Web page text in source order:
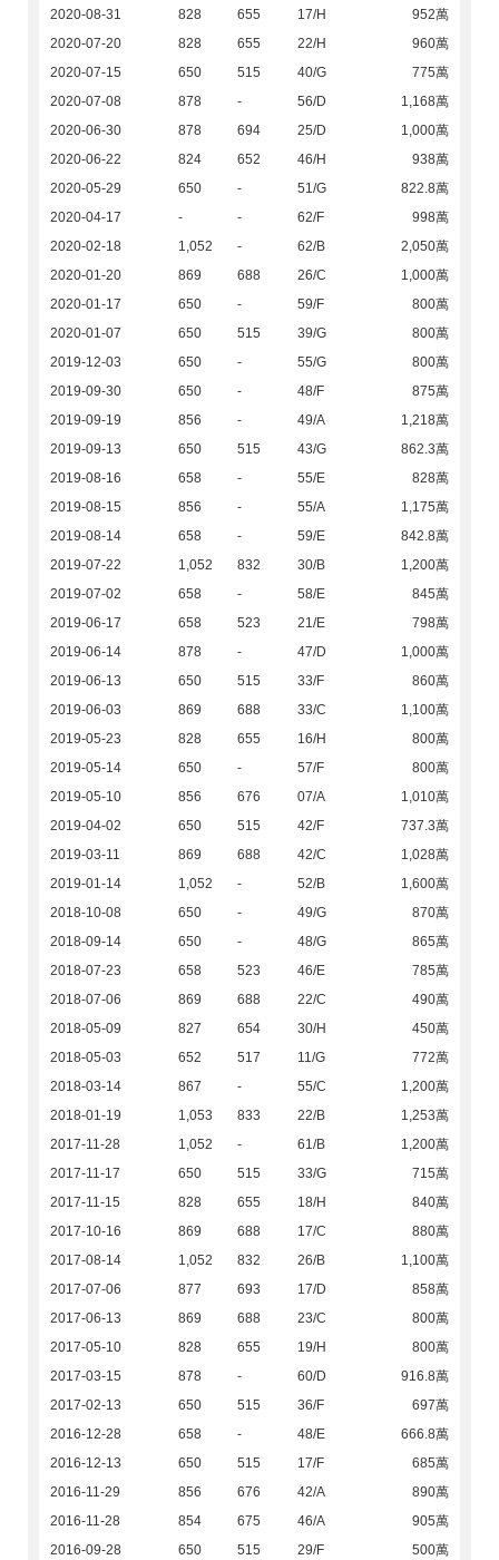
2020-08-31 828 655 17/H
952萬
2020-07-20
828 655 22/H
960萬
2020-07-15
650 515 40/G
775萬
2020-07-08
878 - 56/D
1,168萬
2020-06-30
878 694 25/D
1,000萬
2020-06-22
824 652 46/H
938萬
2020-05-29
650 - 51/G
822.8萬
2020-04-17
- - 62/F
998萬
2020-02-18
1,052 - 62/B
2,050萬
2020-01-20
869 688 26/C
1,000萬
2020-01-17
650 - 59/F
800萬
2020-01-07
650 515 39/G
800萬
2019-12-03
650 - 55/G
800萬
2019-09-30
650 - 48/F
875萬
2019-09-19
856 - 49/A
1,218萬
2019-09-13
650 515 43/G
862.3萬
2019-08-16
658 - 55/E
828萬
2019-08-15
856 - 55/A
1,175萬
2019-08-14
658 - 59/E
842.8萬
2019-07-22
1,052 832 30/B
1,200萬
2019-07-02
658 - 58/E
845萬
2019-06-17
658 523 21/E
798萬
2019-06-14
878 - 47/D
1,000萬
2019-06-13
650 515 33/F
860萬
2019-06-03
869 688 33/C
1,100萬
2019-05-23
828 655 16/H
800萬
2019-05-14
650 - 57/F
800萬
2019-05-10
856 676 07/A
1,010萬
2019-04-02
650 515 42/F
737.3萬
2019-03-11
869 688 42/C
1,028萬
2019-01-14
1,052 - 52/B
1,600萬
2018-10-08
650 - 49/G
870萬
2018-09-14
650 - 48/G
865萬
2018-07-23
658 523 46/E
785萬
2018-07-06
869 688 22/C
490萬
2018-05-09
827 654 30/H
450萬
2018-05-03
652 517 11/G
772萬
2018-03-14
867 - 55/C
1,200萬
2018-01-19
1,053 833 22/B
1,253萬
2017-11-28
1,052 - 61/B
1,200萬
2017-11-17
650 515 33/G
715萬
2017-11-15
828 655 18/H
840萬
2017-10-16
869 688 17/C
880萬
2017-08-14
1,052 832 26/B
1,100萬
2017-07-06
877 693 17/D
858萬
2017-06-13
869 688 23/C
800萬
2017-05-10
828 655 19/H
800萬
2017-03-15
878 - 60/D
916.8萬
2017-02-13
650 515 36/F
697萬
2016-12-28
658 - 48/E
666.8萬
2016-12-13
650 515 17/F
685萬
2016-11-29
856 676 42/A
890萬
2016-11-28
854 675 46/A
905萬
2016-09-28
650 515 29/F
500萬